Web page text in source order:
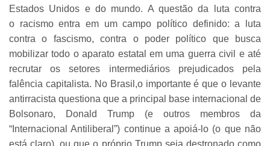
Estados Unidos e do mundo. A questão da luta contra
o racismo entra em um campo político definido: a luta
contra o fascismo, contra o poder político que busca
mobilizar todo o aparato estatal em uma guerra civil e até
recrutar os setores intermediários prejudicados pela
falência capitalista. No Brasil,o importante é que o levante
antirracista questiona que a principal base internacional de
Bolsonaro, Donald Trump (e outros membros da
“Internacional Antiliberal”) continue a apoiá-lo (o que não
está claro), ou que o próprio Trump seja destronado como